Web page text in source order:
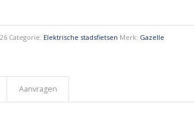
Categorie: Elektrische stadsfietsen Merk: Gazelle
Aanvragen